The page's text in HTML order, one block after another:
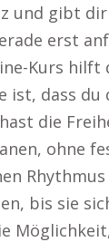
und gibt
erst
Kurs
ist, dass
die
ohne
bis sie